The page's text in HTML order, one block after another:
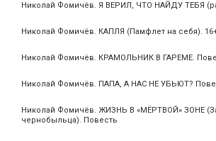
Николай Фомичёв. Я ВЕРИЛ, ЧТО НАЙДУ ТЕБЯ
Николай Фомичёв. КАПЛЯ (Памфлет на себя).
Николай Фомичёв. КРАМОЛЬНИК В ГАРЕМЕ.
Николай Фомичёв. ПАПА, А НАС НЕ УБЬЮТ?
Николай Фомичёв. ЖИЗНЬ В «МЁРТВОЙ» ЗОНЕ
чернобыльца). Повесть